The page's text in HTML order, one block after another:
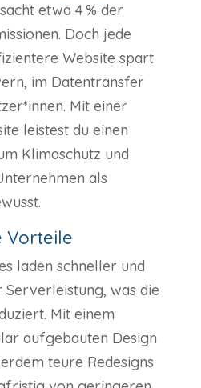
etwa 4 % der
Doch jede
Website spart
im Datentransfer
Mit einer
leistest du einen
Klimaschutz und
als
Vorteile
laden schneller und
was die
Mit einem
aufgebauten Design
teure Redesigns